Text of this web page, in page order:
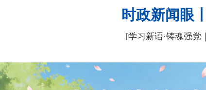
时政新闻眼
[学习新语·铸魂强党